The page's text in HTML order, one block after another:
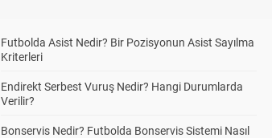
Futbolda Asist Nedir? Bir Pozisyonun Asist Sayılma
Kriterleri
Endirekt Serbest Vuruş Nedir? Hangi Durumlarda
Verilir?
Bonservis Nedir? Futbolda Bonservis Sistemi Nasıl